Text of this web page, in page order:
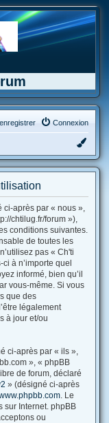
Connexion
ci-après par « nous »,
chtilug.fr/forum »),
conditions suivantes.
de toutes les
pas « Ch'ti
à n’importe quel
informé, bien qu’il
vous-même. Si vous
que des
légalement
à jour et/ou
ci-après par « ils »,
», « phpBB
de forum, déclaré
» (désigné ci-après
. Le
sur Internet. phpBB
ou